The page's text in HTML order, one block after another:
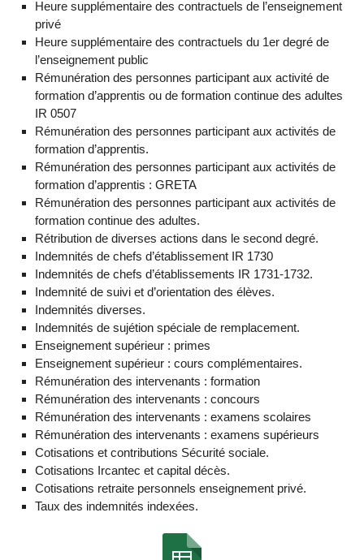
Heure supplémentaire des contractuels de l’enseignement
privé
Heure supplémentaire des contractuels du 1er degré de
l’enseignement public
Rémunération des personnes participant aux activité de
formation d’apprentis ou de formation continue des adultes
IR 0507
Rémunération des personnes participant aux activités de
formation d’apprentis.
Rémunération des personnes participant aux activités de
formation d’apprentis : GRETA
Rémunération des personnes participant aux activités de
formation continue des adultes.
Rétribution de diverses actions dans le second degré.
Indemnités de chefs d’établissement IR 1730
Indemnités de chefs d’établissements IR 1731-1732.
Indemnité de suivi et d’orientation des élèves.
Indemnités diverses.
Indemnités de sujétion spéciale de remplacement.
Enseignement supérieur : primes
Enseignement supérieur : cours complémentaires.
Rémunération des intervenants : formation
Rémunération des intervenants : concours
Rémunération des intervenants : examens scolaires
Rémunération des intervenants : examens supérieurs
Cotisations et contributions Sécurité sociale.
Cotisations Ircantec et capital décès.
Cotisations retraite personnels enseignement privé.
Taux des indemnités indexées.